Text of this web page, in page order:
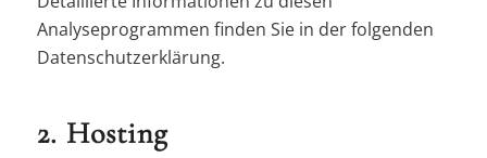
Analyseprogrammen finden Sie in der folgenden
Datenschutzerklärung.
2. Hosting